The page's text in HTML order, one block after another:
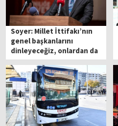
Soyer: Millet İttifakı’nın
genel başkanlarını
dinleyeceğiz, onlardan da
ilham alacağız